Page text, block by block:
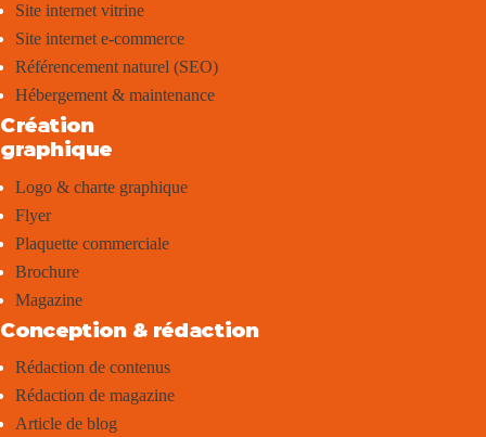
Site internet vitrine
Site internet e-commerce
Référencement naturel (SEO)
Hébergement & maintenance
Création
graphique
Logo & charte graphique
Flyer
Plaquette commerciale
Brochure
Magazine
Conception & rédaction
Rédaction de contenus
Rédaction de magazine
Article de blog